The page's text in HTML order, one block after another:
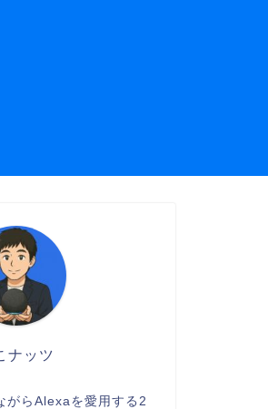
ナッツ
がらAlexaを愛用する2